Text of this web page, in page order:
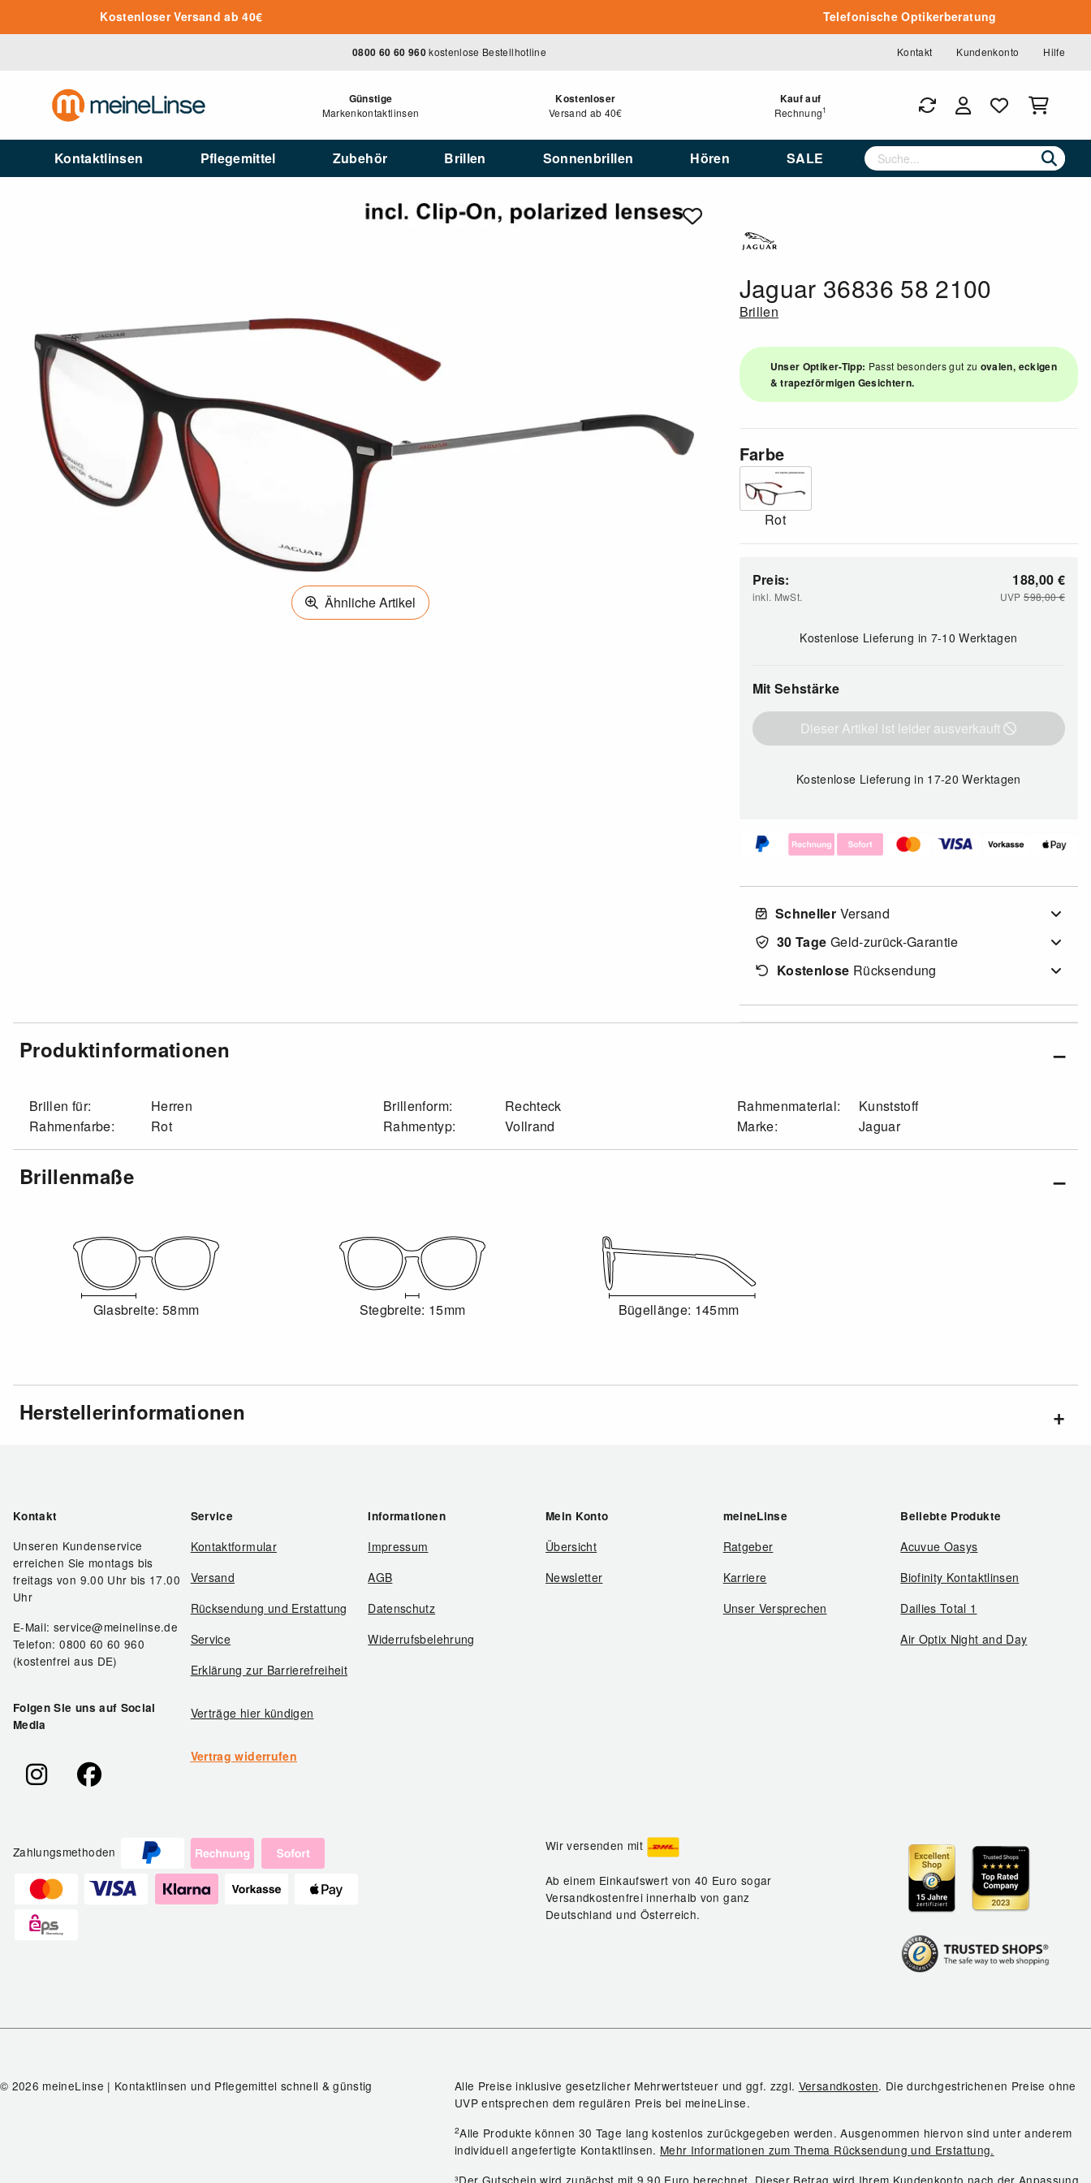
Zum Hauptinhalt springenKostenloser Versand ab 40€ Telefonische Optikerberatung
0800 60 60 960kostenlose Bestellhotline Kontakt Kundenkonto Hilfe
Günstige
Markenkontaktlinsen
Kostenloser
Versand ab 40€
Kauf auf
Rechnung1
Kontaktlinsen Pflegemittel Zubehör Brillen Sonnenbrillen Hören SALE
Ähnliche Artikel
Jaguar 36836 58 2100
Brillen
Unser Optiker-Tipp: Passt besonders gut zu ovalen, eckigen
& trapezförmigen Gesichtern.
Farbe
Rot
Preis:
inkl. MwSt.
188,00 €
UVP598,00€
Kostenlose Lieferung in 7-10 Werktagen
Mit Sehstärke
Dieser Artikel ist leider ausverkauft
Kostenlose Lieferungin 17-20 Werktagen
Schneller Versand
30 Tage Geld-zurück-Garantie
Kostenlose Rücksendung
Produktinformationen
Brillen für:
Herren
Rahmenfarbe:
Rot
Brillenform:
Rechteck
Rahmentyp:
Vollrand
Rahmenmaterial:
Kunststoff
Marke:
Jaguar
Brillenmaße
Glasbreite: 58mm Stegbreite: 15mm Bügellänge: 145mm
Herstellerinformationen
Kontakt
Unseren Kundenservice
erreichen Sie montags bis
freitags von 9.00 Uhr bis 17.00
Uhr
E-Mail: service@meinelinse.de
Telefon: 0800 60 60 960
(kostenfrei aus DE)
Folgen Sie uns auf Social
Media
Service
Kontaktformular
Versand
Rücksendung und Erstattung
Service
Erklärung zur Barrierefreiheit
Verträge hier kündigen
Vertrag widerrufen
Informationen
Impressum
AGB
Datenschutz
Widerrufsbelehrung
Mein Konto
Übersicht
Newsletter
meineLinse
Ratgeber
Karriere
Unser Versprechen
Beliebte Produkte
Acuvue Oasys
Biofinity Kontaktlinsen
Dailies Total 1
Air Optix Night and Day
Zahlungsmethoden Wir versenden mit
Ab einem Einkaufswert von 40 Euro sogar
Versandkostenfrei innerhalb von ganz
Deutschland und Österreich.
© 2026 meineLinse | Kontaktlinsen und Pflegemittel schnell & günstig Alle Preise inklusive gesetzlicher Mehrwertsteuer und ggf. zzgl. Versandkosten. Die durchgestrichenen Preise ohne
UVP entsprechen dem regulären Preis bei meineLinse.
2Alle Produkte können 30 Tage lang kostenlos zurückgegeben werden. Ausgenommen hiervon sind unter anderem
individuell angefertigte Kontaktlinsen. Mehr Informationen zum Thema Rücksendung und Erstattung.